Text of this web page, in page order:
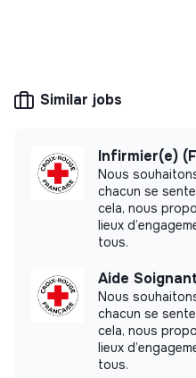
adaptés lorsque
Collaborer avec les
des enfants en
maladies chroniques,
individualisé.
Missions de soutien à
structures Petite Enfance
Recruter, avec les RH,
psychologues,
Assurer la gestion et le
pour la direction.
management.
More information
Website
employees
Impact study
Similar jobs
Infirmier(e)
Nous
chacun se
cela, nous
lieux
tous.
Aide
Nous
chacun se
cela, nous
lieux
tous.